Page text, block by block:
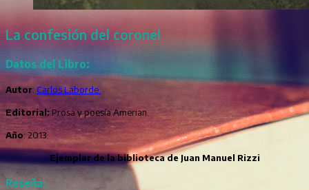
La confesión del coronel
Datos del Libro:
Autor: Carlos Laborde.
Editorial: Prosa y poesía Amerian.
Año: 2013.
Ejemplar de la biblioteca de Juan Manuel Rizzi
Reseña: